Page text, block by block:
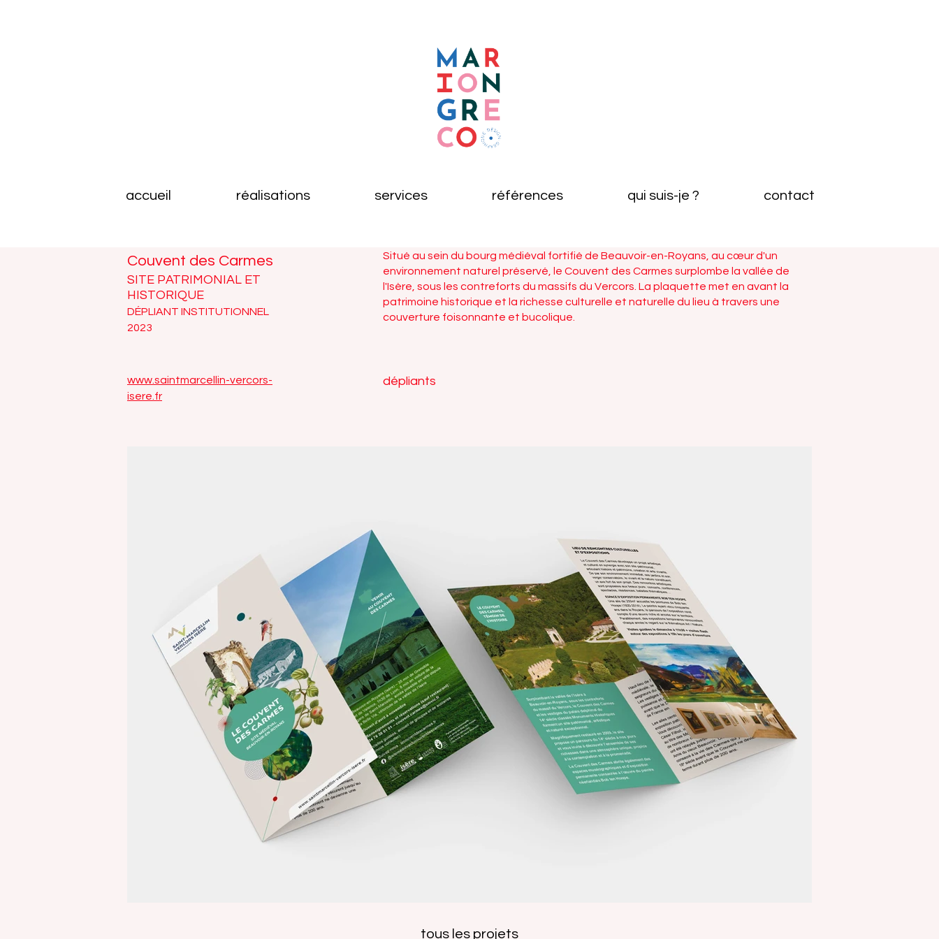
accueil réalisations services références qui suis-je ? contact
Couvent des Carmes
SITE PATRIMONIAL ET
HISTORIQUE
DÉPLIANT INSTITUTIONNEL
2023
www.saintmarcellin-vercors-
isere.fr
Situé au sein du bourg médiéval fortifié de Beauvoir-en-Royans, au cœur d'un
environnement naturel préservé, le Couvent des Carmes surplombe la vallée de
l'Isère, sous les contreforts du massifs du Vercors. La plaquette met en avant la
patrimoine historique et la richesse culturelle et naturelle du lieu à travers une
couverture foisonnante et bucolique.
dépliants
tous les projets